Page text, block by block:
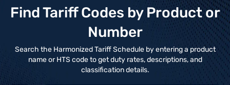
Find Tariff Codes by Product or
Number
Search the Harmonized Tariff Schedule by entering a product
name or HTS code to get duty rates, descriptions, and
classification details.